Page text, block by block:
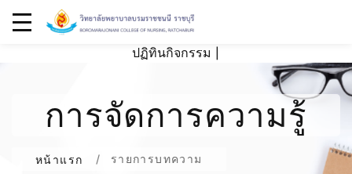
ปฏิทินกิจกรรม
การจัดการความรู้
หน้าแรก รายการบทความ